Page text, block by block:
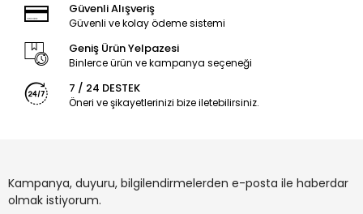
Güvenli Alışveriş
Güvenli ve kolay ödeme sistemi
Geniş Ürün Yelpazesi
Binlerce ürün ve kampanya seçeneği
7 / 24 DESTEK
Öneri ve şikayetlerinizi bize iletebilirsiniz.
Kampanya, duyuru, bilgilendirmelerden e-posta ile haberdar
olmak istiyorum.